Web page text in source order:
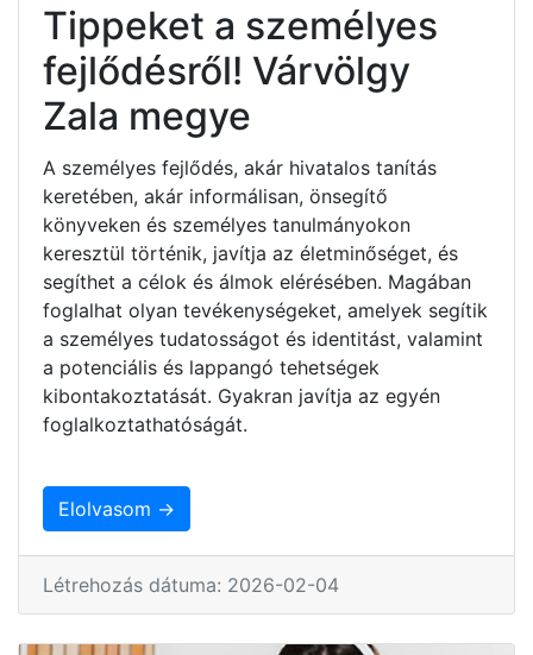
Tippeket a személyes
fejlődésről! Várvölgy
Zala megye
A személyes fejlődés, akár hivatalos tanítás
keretében, akár informálisan, önsegítő
könyveken és személyes tanulmányokon
keresztül történik, javítja az életminőséget, és
segíthet a célok és álmok elérésében. Magában
foglalhat olyan tevékenységeket, amelyek segítik
a személyes tudatosságot és identitást, valamint
a potenciális és lappangó tehetségek
kibontakoztatását. Gyakran javítja az egyén
foglalkoztathatóságát.
Elolvasom →
Létrehozás dátuma: 2026-02-04